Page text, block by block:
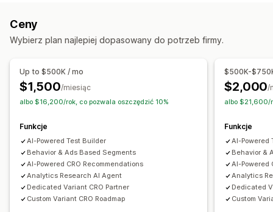
Ceny
Wybierz plan najlepiej dopasowany do potrzeb firmy.
Up to $500K / mo
$1,500/miesiąc
albo $16,200/rok, co pozwala oszczędzić 10%
Funkcje
AI-Powered Test Builder
Behavior & Ads Based Segments
AI-Powered CRO Recommendations
Analytics Research AI Agent
Dedicated Variant CRO Partner
Custom Variant CRO Roadmap
$500K-
$2,000/
albo $21,600/
Funkcje
AI-Powered
Behavior &
AI-Powered
Analytics
Dedicated
Custom